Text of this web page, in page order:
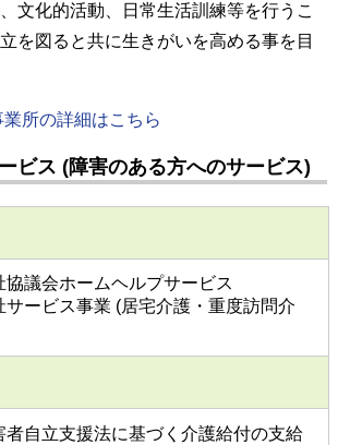
文化的活動、日常生活訓練等を行うこ
を図ると共に生きがいを高める事を目
所の詳細はこちら
ビス (障害のある方へのサービス)
協議会ホームヘルプサービス
サービス事業 (居宅介護・重度訪問介
者自立支援法に基づく介護給付の支給